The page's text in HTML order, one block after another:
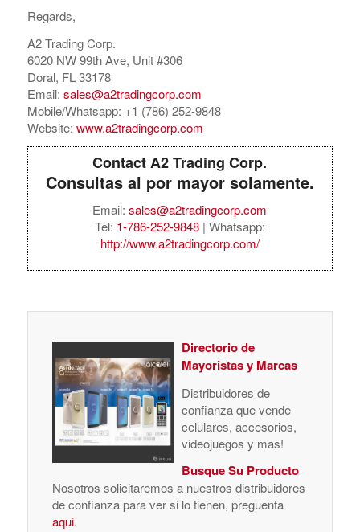
Regards,
A2 Trading Corp.
6020 NW 99th Ave, Unit #306
Doral, FL 33178
Email: sales@a2tradingcorp.com
Mobile/Whatsapp: +1 (786) 252-9848
Website: www.a2tradingcorp.com
Contact A2 Trading Corp.
Consultas al por mayor solamente.
Email:sales@a2tradingcorp.com
Tel: 1-786-252-9848| Whatsapp:
http://www.a2tradingcorp.com/
Directorio de
Mayoristas y Marcas
Distribuidores de
confianza que vende
celulares, accesorios,
videojuegos y mas!
Busque Su Producto
Nosotros solicitaremos a nuestros distribuidores
de confianza para ver si lo tienen, preguenta
aqui.